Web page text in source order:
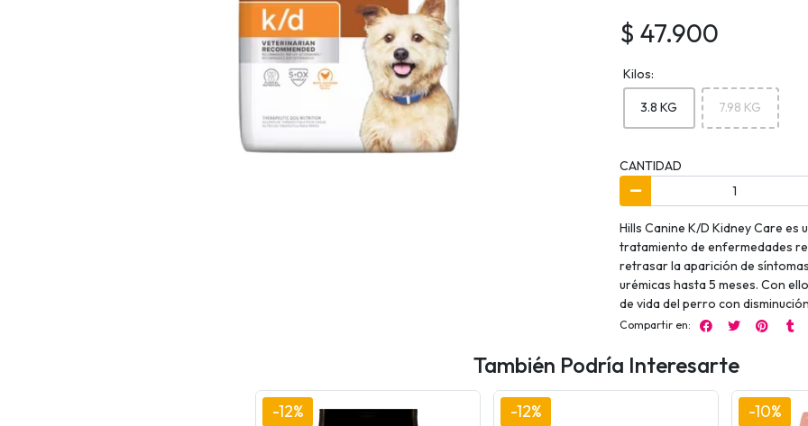
$ 47.900
Kilos:
3.8 KG 7.98 KG
CANTIDAD
Hills Canine K/D Kidney Care
tratamiento de enfermedades
retrasar la aparición de
urémicas hasta 5 meses. Con
de vida del perro con
Compartir en:
También Podría Interesarte
-12% -12% -10%